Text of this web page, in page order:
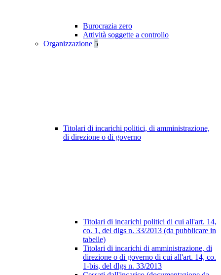
Burocrazia zero
Attività soggette a controllo
Organizzazione 5
Titolari di incarichi politici, di amministrazione,
di direzione o di governo
Titolari di incarichi politici di cui all'art. 14,
co. 1, del dlgs n. 33/2013 (da pubblicare in
tabelle)
Titolari di incarichi di amministrazione, di
direzione o di governo di cui all'art. 14, co.
1-bis, del dlgs n. 33/2013